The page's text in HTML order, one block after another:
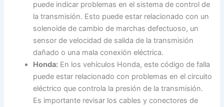
puede indicar problemas en el sistema de control de
la transmisión. Esto puede estar relacionado con un
solenoide de cambio de marchas defectuoso, un
sensor de velocidad de salida de la transmisión
dañado o una mala conexión eléctrica.
Honda: En los vehículos Honda, este código de falla
puede estar relacionado con problemas en el circuito
eléctrico que controla la presión de la transmisión.
Es importante revisar los cables y conectores de